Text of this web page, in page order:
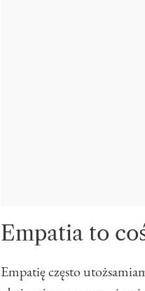
Empatia to
Empatię często